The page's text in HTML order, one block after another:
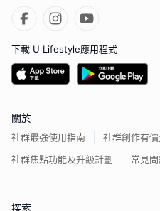
下載 U Lifestyle應用程式
關於
社群最強使用指南
社群創作有
社群焦點功能及升級計劃
常見
探索